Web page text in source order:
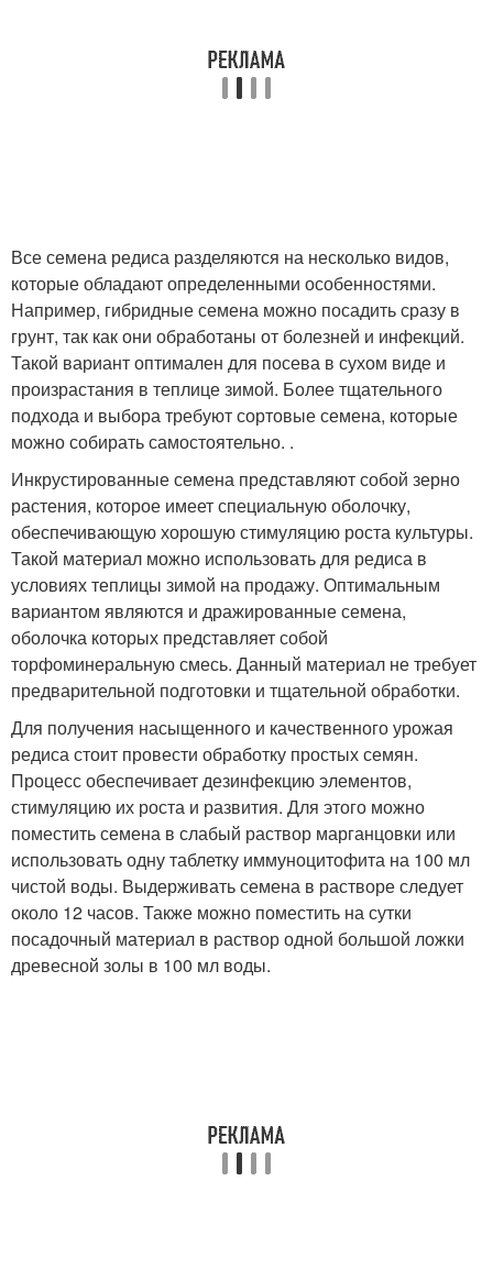
Все семена редиса разделяются на несколько видов,
которые обладают определенными особенностями.
Например, гибридные семена можно посадить сразу в
грунт, так как они обработаны от болезней и инфекций.
Такой вариант оптимален для посева в сухом виде и
произрастания в теплице зимой. Более тщательного
подхода и выбора требуют сортовые семена, которые
можно собирать самостоятельно. .
Инкрустированные семена представляют собой зерно
растения, которое имеет специальную оболочку,
обеспечивающую хорошую стимуляцию роста культуры.
Такой материал можно использовать для редиса в
условиях теплицы зимой на продажу. Оптимальным
вариантом являются и дражированные семена,
оболочка которых представляет собой
торфоминеральную смесь. Данный материал не требует
предварительной подготовки и тщательной обработки.
Для получения насыщенного и качественного урожая
редиса стоит провести обработку простых семян.
Процесс обеспечивает дезинфекцию элементов,
стимуляцию их роста и развития. Для этого можно
поместить семена в слабый раствор марганцовки или
использовать одну таблетку иммуноцитофита на 100 мл
чистой воды. Выдерживать семена в растворе следует
около 12 часов. Также можно поместить на сутки
посадочный материал в раствор одной большой ложки
древесной золы в 100 мл воды.